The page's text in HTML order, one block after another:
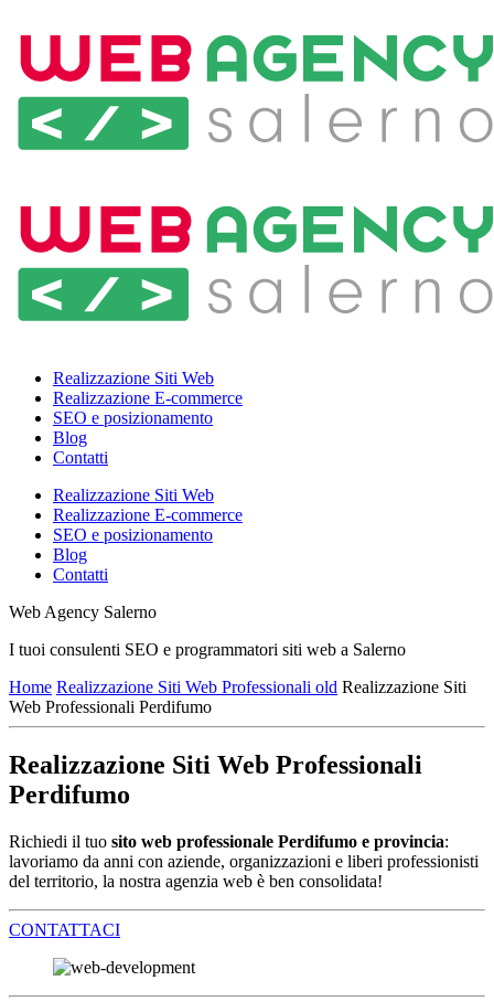
Realizzazione Siti Web
Realizzazione E-commerce
SEO e posizionamento
Blog
Contatti
Realizzazione Siti Web
Realizzazione E-commerce
SEO e posizionamento
Blog
Contatti
Web Agency Salerno
I tuoi consulenti SEO e programmatori siti web a Salerno
Home Realizzazione Siti Web Professionali old Realizzazione Siti
Web Professionali Perdifumo
Realizzazione Siti Web Professionali
Perdifumo
Richiedi il tuo sito web professionale Perdifumo e provincia:
lavoriamo da anni con aziende, organizzazioni e liberi professionisti
del territorio, la nostra agenzia web è ben consolidata!
CONTATTACI